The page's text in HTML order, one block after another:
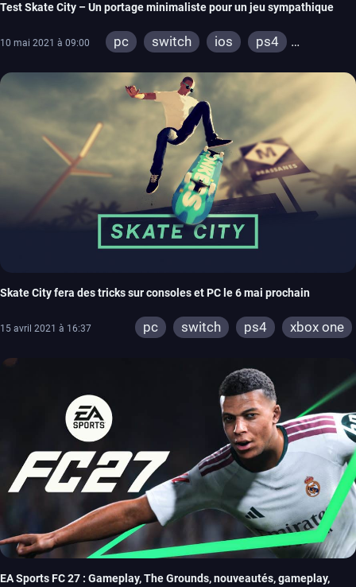
Test Skate City – Un portage minimaliste pour un jeu sympathique
10 mai 2021 à 09:00 pc switch ios
ps4
Skate City fera des tricks sur consoles et PC le 6 mai prochain
15 avril 2021 à 16:37 pc switch ps4 xbox one
EA Sports FC 27 : Gameplay, The Grounds, nouveautés, gameplay,